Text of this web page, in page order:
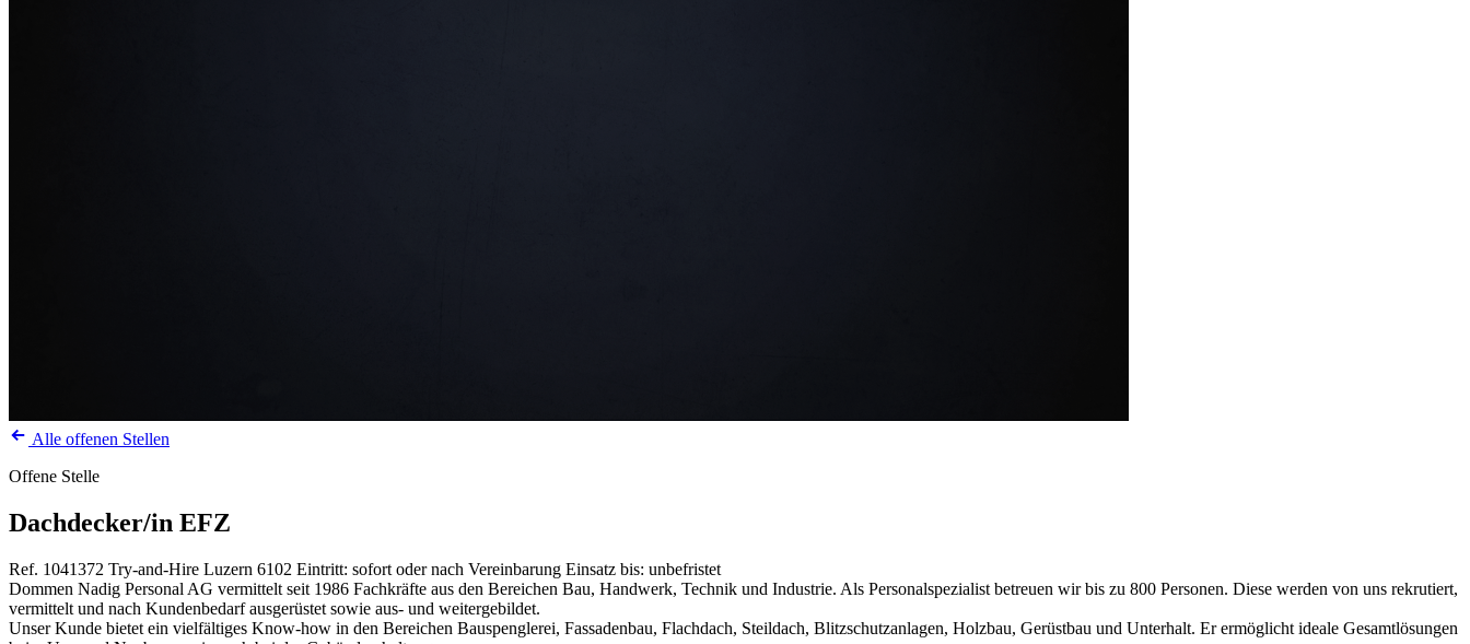
Alle offenen Stellen
Offene Stelle
Dachdecker/in EFZ
Ref. 1041372 Try-and-Hire Luzern 6102 Eintritt: sofort oder nach Vereinbarung Einsatz bis: unbefristet
Dommen Nadig Personal AG vermittelt seit 1986 Fachkräfte aus den Bereichen Bau, Handwerk, Technik und Industrie. Als Personalspezialist betreuen wir bis zu 800 Personen. Diese werden von uns rekrutiert,
vermittelt und nach Kundenbedarf ausgerüstet sowie aus- und weitergebildet.
Unser Kunde bietet ein vielfältiges Know-how in den Bereichen Bauspenglerei, Fassadenbau, Flachdach, Steildach, Blitzschutzanlagen, Holzbau, Gerüstbau und Unterhalt. Er ermöglicht ideale Gesamtlösungen